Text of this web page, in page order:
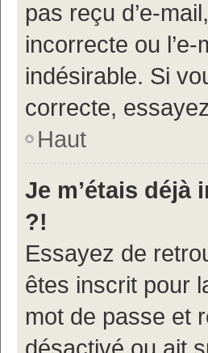
pas reçu d’e-
incorrecte ou
indésirable. Si
correcte,
Haut
Je m’étais
?!
Essayez de
êtes inscrit pour
mot de passe et